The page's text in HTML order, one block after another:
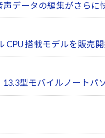
データの編集がさらに
CPU 搭載モデルを販売
型モバイルノートパ